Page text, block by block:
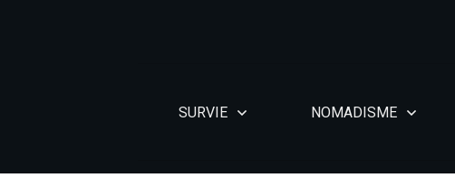
SURVIE NOMADISME